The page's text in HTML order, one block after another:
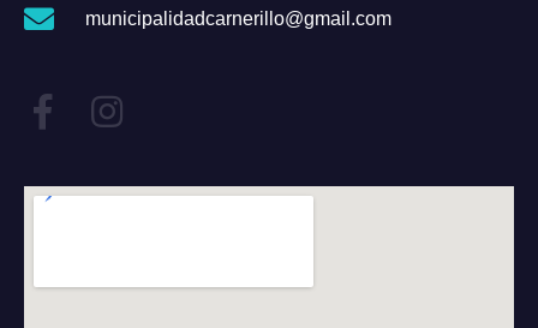
municipalidadcarnerillo@gmail.com